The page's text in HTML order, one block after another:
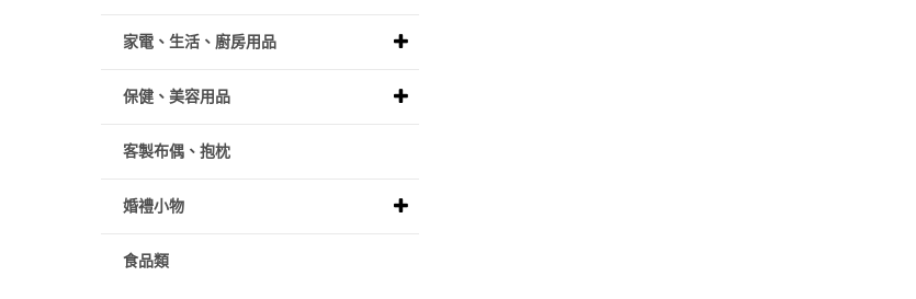
家電、生活、廚房用品
保健、美容用品
客製布偶、抱枕
婚禮小物
食品類